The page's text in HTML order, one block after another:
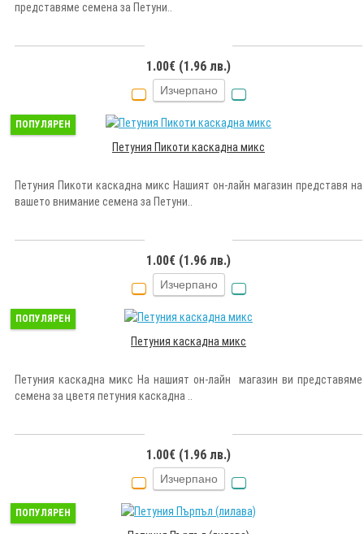
представяме семена за Петуни..
1.00€ (1.96 лв.)
Изчерпано
ПОПУЛЯРЕН
Петуния Пикоти каскадна микс
Петуния Пикоти каскадна микс Нашият он-лайн магазин представя на
вашето внимание семена за Петуни..
1.00€ (1.96 лв.)
Изчерпано
ПОПУЛЯРЕН
Петуния каскадна микс
Петуния каскадна микс На нашият он-лайн магазин ви представяме
семена за цветя петуния каскадна ..
1.00€ (1.96 лв.)
Изчерпано
ПОПУЛЯРЕН